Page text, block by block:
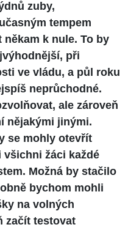
zuby,
tempem
k nule. To by
při
ve vládu, a půl roku
neprůchodné.
ale zároveň
nějakými jinými.
se mohly otevřít
žáci každé
Možná by stačilo
bychom mohli
na volných
začít testovat